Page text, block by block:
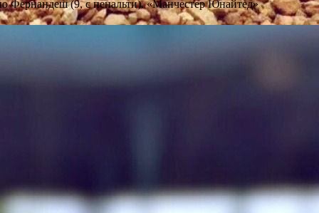
Фернандеш (9, с пенальти). «Манчестер Юнайтед»